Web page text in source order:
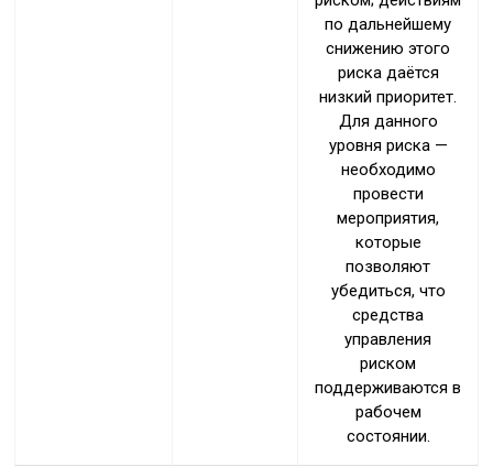
по дальнейшему
снижению этого
риска даётся
низкий приоритет.
Для данного
уровня риска —
необходимо
провести
мероприятия,
которые
позволяют
убедиться, что
средства
управления
риском
поддерживаются в
рабочем
состоянии.